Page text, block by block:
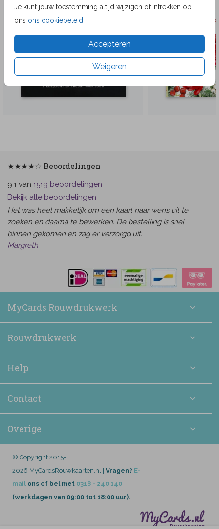
Je kunt jouw toestemming altijd wijzigen of intrekken op
ons ons cookiebeleid
Accepteren
Weigeren
★★★★☆ Beoordelingen
9.1 van 1519 beoordelingen
Bekijk alle beoordelingen
Het was heel makkelijk om een kaart naar wens uit te
zoeken en daarna te bewerken. De bestelling is snel
binnen gekomen en zag er verzorgd uit.
Margreth
MyCards Rouwdrukwerk
Rouwdrukwerk
Help
Contact
Overige
© Copyright 2015-
2026 MyCardsRouwkaarten.nl | Vragen? E-
mail ons of bel met 0318 - 240 140
(werkdagen van 09:00 tot 18:00 uur).